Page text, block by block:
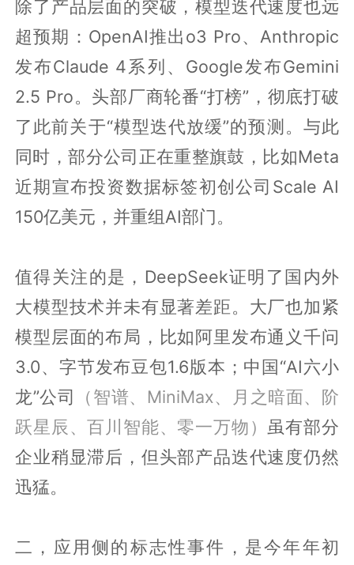
除了产品层面的突破，模型迭代速度也远
超预期：OpenAI推出o3 Pro、Anthropic
发布Claude 4系列、Google发布Gemini
2.5 Pro。头部厂商轮番“打榜”，彻底打破
了此前关于“模型迭代放缓”的预测。与此
同时，部分公司正在重整旗鼓，比如Meta
近期宣布投资数据标签初创公司Scale AI
150亿美元，并重组AI部门。
值得关注的是，DeepSeek证明了国内外
大模型技术并未有显著差距。大厂也加紧
模型层面的布局，比如阿里发布通义千问
3.0、字节发布豆包1.6版本；中国“AI六小
龙”公司
（智谱、MiniMax、月之暗面、阶
跃星辰、百川智能、零一万物） 虽有部分
企业稍显滞后，但头部产品迭代速度仍然
迅猛。
二，应用侧的标志性事件，是今年年初